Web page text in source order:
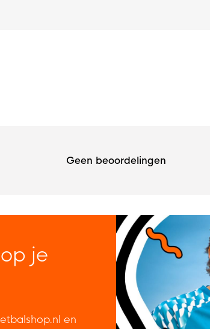
Geen beoordelingen
je
en